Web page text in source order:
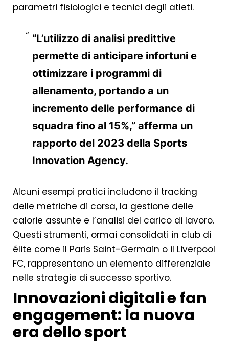
parametri fisiologici e tecnici degli atleti.
“L’utilizzo di analisi predittive
permette di anticipare infortuni e
ottimizzare i programmi di
allenamento, portando a un
incremento delle performance di
squadra fino al 15%,” afferma un
rapporto del 2023 della Sports
Innovation Agency.
Alcuni esempi pratici includono il tracking
delle metriche di corsa, la gestione delle
calorie assunte e l’analisi del carico di lavoro.
Questi strumenti, ormai consolidati in club di
élite come il Paris Saint-Germain o il Liverpool
FC, rappresentano un elemento differenziale
nelle strategie di successo sportivo.
Innovazioni digitali e fan
engagement: la nuova
era dello sport